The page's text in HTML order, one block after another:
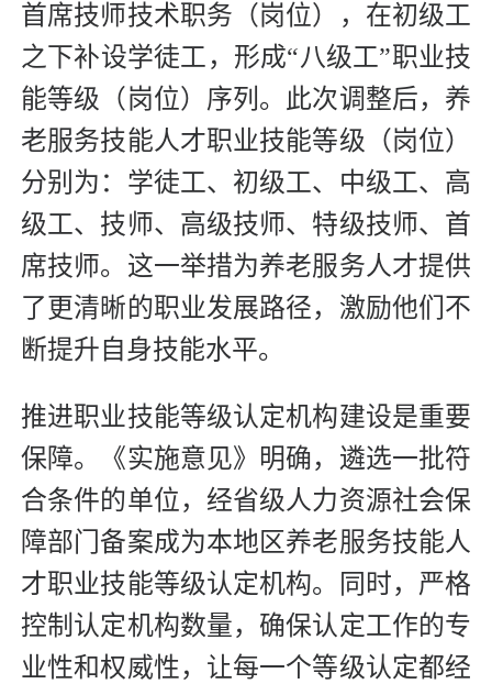
首席技师技术职务（岗位），在初级工
之下补设学徒工，形成“八级工”职业技
能等级（岗位）序列。此次调整后，养
老服务技能人才职业技能等级（岗位）
分别为：学徒工、初级工、中级工、高
级工、技师、高级技师、特级技师、首
席技师。这一举措为养老服务人才提供
了更清晰的职业发展路径，激励他们不
断提升自身技能水平。
推进职业技能等级认定机构建设是重要
保障。《实施意见》明确，遴选一批符
合条件的单位，经省级人力资源社会保
障部门备案成为本地区养老服务技能人
才职业技能等级认定机构。同时，严格
控制认定机构数量，确保认定工作的专
业性和权威性，让每一个等级认定都经